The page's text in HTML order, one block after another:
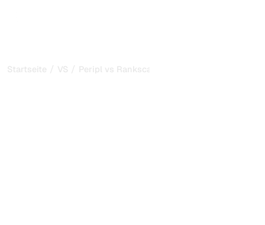
Startseite / VS / Peripl vs Rankscale